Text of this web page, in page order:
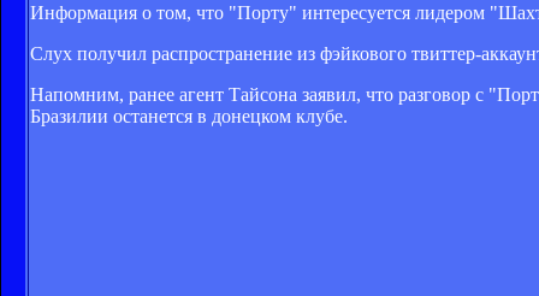
Информация о том, что "Порту" интересуется лидером
Слух получил распространение из фэйкового твиттер-
Напомним, ранее агент Тайсона заявил, что разговор с
Бразилии останется в донецком клубе.